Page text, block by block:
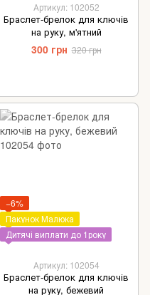
Артикул: 102052
Браслет-брелок для ключів
на руку, м'ятний
300 грн 320 грн
−6%
Пакунок Малюка
Дитячі виплати до 1року
Артикул: 102054
Браслет-брелок для ключів
на руку, бежевий